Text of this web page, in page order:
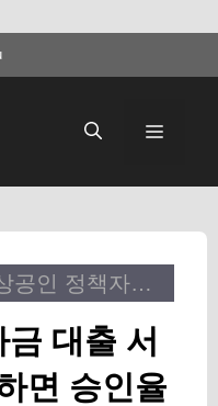
메
소상공인 정책자금 대출 서류, 이렇게 준비하면 승인율 UP!
대출 서
면 승인율